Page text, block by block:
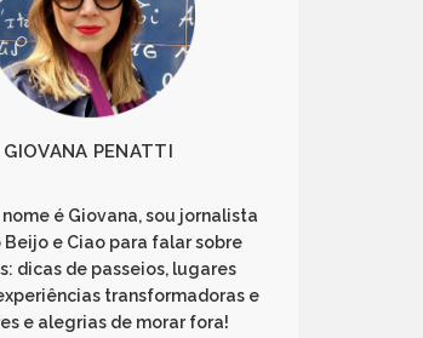
GIOVANA PENATTI
nome é Giovana, sou jornalista
Beijo e Ciao para falar sobre
dicas de passeios, lugares
transformadoras e
e alegrias de morar fora!